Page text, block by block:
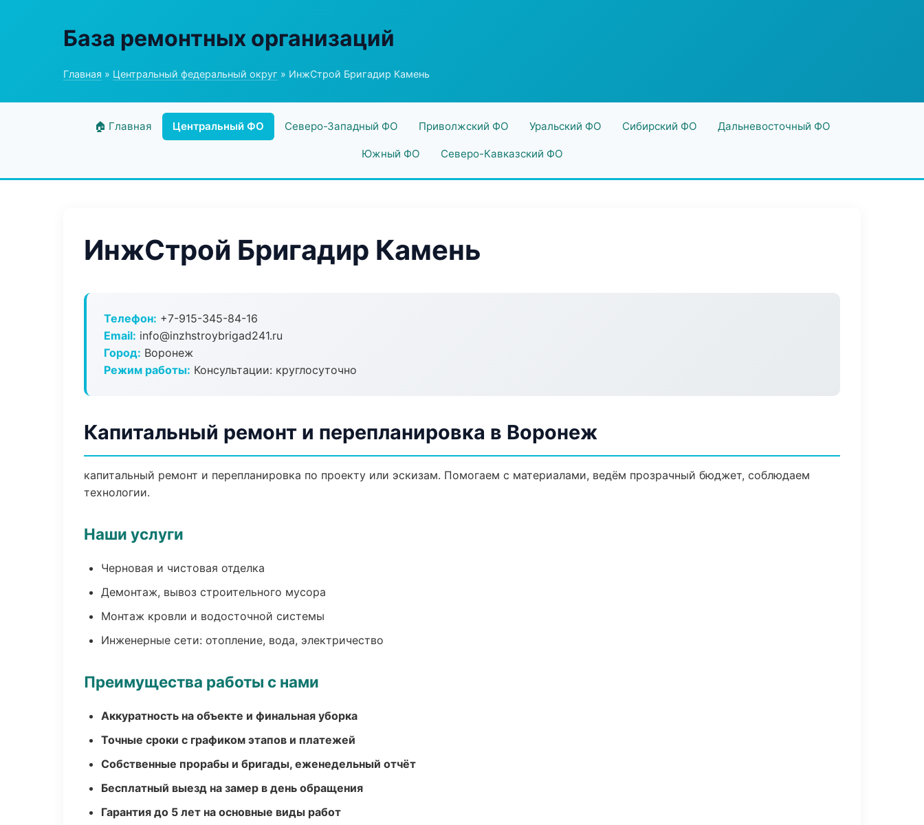
База ремонтных организаций
Главная » Центральный федеральный округ » ИнжСтрой Бригадир Камень
🏠 Главная Центральный ФО Северо-Западный ФО Приволжский ФО Уральский ФО Сибирский ФО Дальневосточный ФО
Южный ФО Северо-Кавказский ФО
ИнжСтрой Бригадир Камень
Телефон: +7-915-345-84-16
Email: info@inzhstroybrigad241.ru
Город: Воронеж
Режим работы: Консультации: круглосуточно
Капитальный ремонт и перепланировка в Воронеж
капитальный ремонт и перепланировка по проекту или эскизам. Помогаем с материалами, ведём прозрачный бюджет, соблюдаем
технологии.
Наши услуги
Черновая и чистовая отделка
Демонтаж, вывоз строительного мусора
Монтаж кровли и водосточной системы
Инженерные сети: отопление, вода, электричество
Преимущества работы с нами
Аккуратность на объекте и финальная уборка
Точные сроки с графиком этапов и платежей
Собственные прорабы и бригады, еженедельный отчёт
Бесплатный выезд на замер в день обращения
Гарантия до 5 лет на основные виды работ